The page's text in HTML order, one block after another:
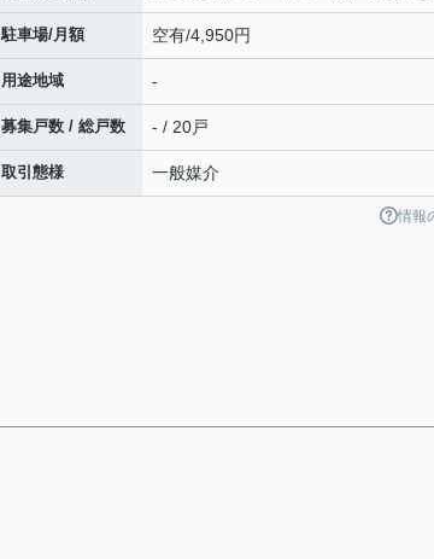
駐車場/月額 空有/4,950円
用途地域 -
募集戸数 / 総戸数 - / 20戸
取引態様 一般媒介
情報